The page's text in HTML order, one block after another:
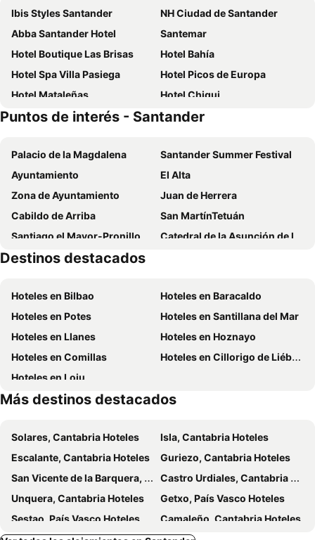
Ibis Styles Santander
NH Ciudad de Santander
Abba Santander Hotel
Santemar
Hotel Boutique Las Brisas
Hotel Bahía
Hotel Spa Villa Pasiega
Hotel Picos de Europa
Hotel Mataleñas
Hotel Chiqui
Hotel Palacio del Mar
Dorma Coliseum
Hotel Arha Santander
Castilla Termal Solares
Puntos de interés - Santander
Palacio de la Magdalena
Santander Summer Festival
Ayuntamiento
El Alta
Zona de Ayuntamiento
Juan de Herrera
Cabildo de Arriba
San MartínTetuán
Santiago el Mayor-Pronillo
Catedral de la Asunción de la Virgen
Paseo de la Alameda de Oviedo
Museo de la Naturaleza de Cantabria
Puertochico
Nueva Montaña
Iglesia de San Martín
Destinos destacados
Hoteles en Bilbao
Hoteles en Baracaldo
Hoteles en Potes
Hoteles en Santillana del Mar
Hoteles en Llanes
Hoteles en Hoznayo
Hoteles en Comillas
Hoteles en Cillorigo de Liébana
Hoteles en Loiu
Más destinos destacados
Solares, Cantabria Hoteles
Isla, Cantabria Hoteles
Escalante, Cantabria Hoteles
Guriezo, Cantabria Hoteles
San Vicente de la Barquera, Cantabria Hoteles
Castro Urdiales, Cantabria Hoteles
Unquera, Cantabria Hoteles
Getxo, País Vasco Hoteles
Sestao, País Vasco Hoteles
Camaleño, Cantabria Hoteles